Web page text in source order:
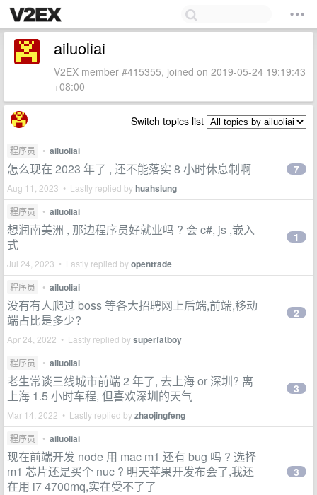
ailuoliai
V2EX member #415355, joined on 2019-05-24 19:19:43
+08:00
Switch topics list
程序员 • ailuoliai
怎么现在 2023 年了 , 还不能落实 8 小时休息制啊
Aug 11, 2023 • Lastly replied byhuahsiung
7
程序员 • ailuoliai
想润南美洲 , 那边程序员好就业吗 ? 会 c#, js ,嵌入
式
Jul 24, 2023 • Lastly replied byopentrade
1
程序员 • ailuoliai
没有有人爬过 boss 等各大招聘网上后端,前端,移动
端占比是多少?
Apr 24, 2022 • Lastly replied bysuperfatboy
2
程序员 • ailuoliai
老生常谈三线城市前端 2 年了, 去上海 or 深圳? 离
上海 1.5 小时车程, 但喜欢深圳的天气
Mar 14, 2022 • Lastly replied byzhaojingfeng
3
程序员 • ailuoliai
现在前端开发 node 用 mac m1 还有 bug 吗 ? 选择
m1 芯片还是买个 nuc ? 明天苹果开发布会了,我还
在用 i7 4700mq,实在受不了了
3